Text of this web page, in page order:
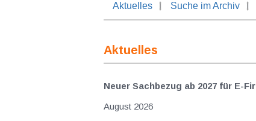
Aktuelles Suche im Archiv
Aktuelles
Neuer Sachbezug ab 2027 für E-
August 2026